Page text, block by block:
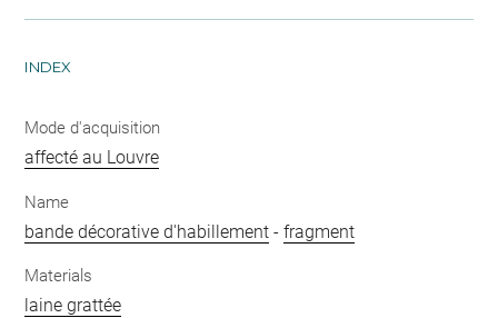
INDEX
Mode d'acquisition
affecté au Louvre
Name
bande décorative d'habillement -fragment
Materials
laine grattée